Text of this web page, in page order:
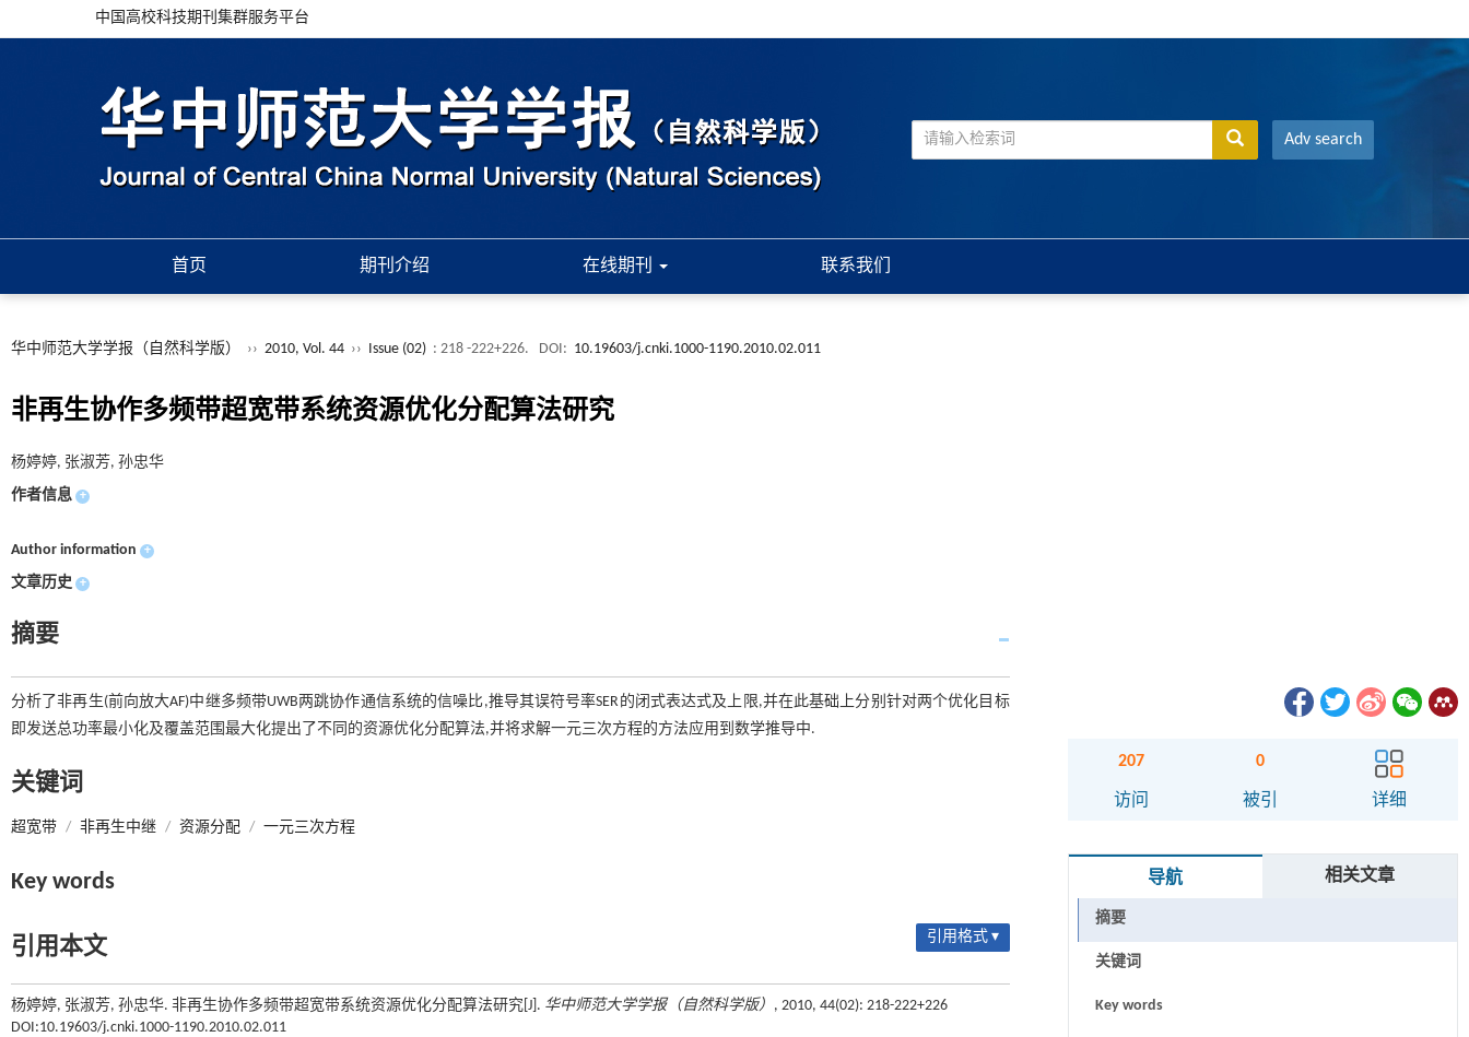
中国高校科技期刊集群服务平台
Adv search
首页 期刊介绍 在线期刊 联系我们
华中师范大学学报（自然科学版） ›› 2010, Vol. 44 ›› Issue (02) : 218 -222+226. DOI: 10.19603/j.cnki.1000-1190.2010.02.011
非再生协作多频带超宽带系统资源优化分配算法研究
杨婷婷, 张淑芳, 孙忠华
作者信息 +
Author information +
文章历史 +
摘要
分析了非再生(前向放大AF)中继多频带UWB两跳协作通信系统的信噪比,推导其误符号率SER的闭式表达式及上限,并在此基础上分别针对两个优化目标
即发送总功率最小化及覆盖范围最大化提出了不同的资源优化分配算法,并将求解一元三次方程的方法应用到数学推导中.
关键词
超宽带 / 非再生中继 / 资源分配 / 一元三次方程
Key words
引用本文 引用格式 ▾
杨婷婷, 张淑芳, 孙忠华. 非再生协作多频带超宽带系统资源优化分配算法研究[J]. 华中师范大学学报（自然科学版） , 2010, 44(02): 218-222+226
DOI:10.19603/j.cnki.1000-1190.2010.02.011
207
访问
0
被引 详细
导航 相关文章
摘要
关键词
Key words